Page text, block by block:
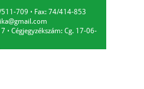
709 ⋅ Fax: 74/414-853
⋅ Cégjegyzékszám: Cg. 17-06-